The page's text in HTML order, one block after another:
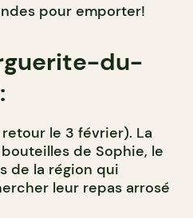
pour emporter!
du-
retour le 3 février). La
de Sophie, le
de la région qui
leur repas arrosé